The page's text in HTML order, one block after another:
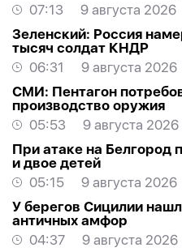
07:13
9 августа 2026
Зеленский: Россия
тысяч солдат КНДР
06:31
9 августа 2026
СМИ: Пентагон
производство оружия
05:53
9 августа 2026
При атаке на Белгород
и двое детей
05:15
9 августа 2026
У берегов Сицилии
античных амфор
04:37
9 августа 2026